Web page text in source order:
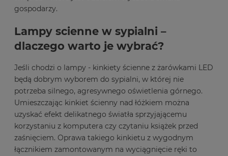
gospodarzy.
Lampy scienne w sypialni –
dlaczego warto je wybrać?
Jeśli chodzi o lampy - kinkiety ścienne z żarówkami LED
będą dobrym wyborem do sypialni, w której nie
potrzeba silnego, agresywnego oświetlenia górnego.
Umieszczając kinkiet ścienny nad łóżkiem można
uzyskać efekt delikatnego światła sprzyjającemu
korzystaniu z komputera czy czytaniu książek przed
zaśnięciem. Oprawa takiego kinkietu z wygodnym
łącznikiem zamontowanym na wyciągnięcie ręki to